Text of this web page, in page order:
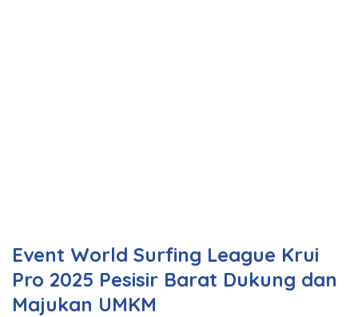
Event World Surfing League Krui
Pro 2025 Pesisir Barat Dukung dan
Majukan UMKM